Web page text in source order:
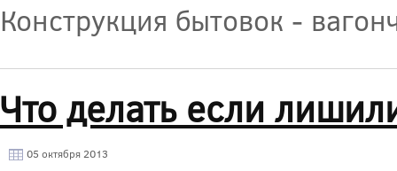
Конструкция бытовок -
Что делать если
05 октября 2013